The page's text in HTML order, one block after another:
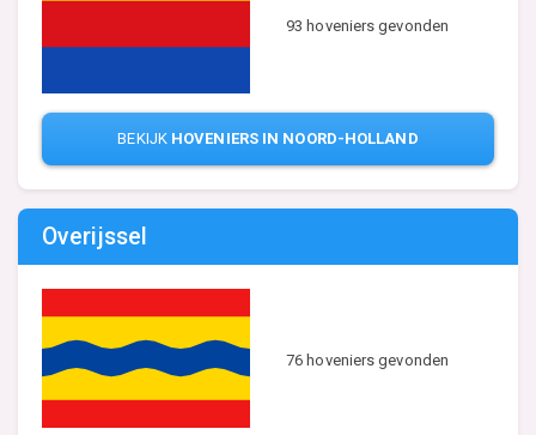
93 hoveniers gevonden
BEKIJK HOVENIERS IN NOORD-HOLLAND
Overijssel
76 hoveniers gevonden